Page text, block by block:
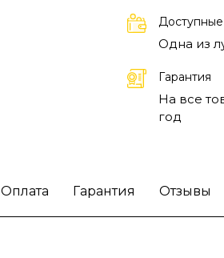
поддержкой
маршрутизатор
«слепые зоны» и
стабильным
или офиса.
таких как
управления
Одна из
Гарантия
На все
год
Оплата Гарантия Отзывы